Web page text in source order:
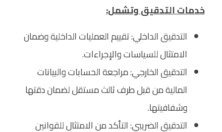
خدمات التدقيق وتشمل:
التدقيق الداخلي: تقييم العمليات الداخلية وضمان
الامتثال للسياسات والإجراءات.
التدقيق الخارجي: مراجعة الحسابات والبيانات
المالية من قبل طرف ثالث مستقل لضمان دقتها
وشفافيتها.
التدقيق الضريبي: التأكد من الامتثال للقوانين